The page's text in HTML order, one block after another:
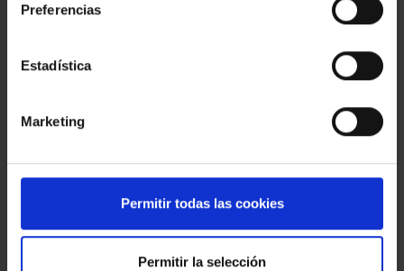
Preferencias
Estadística
Marketing
Permitir todas las cookies
Permitir la selección
Nombre